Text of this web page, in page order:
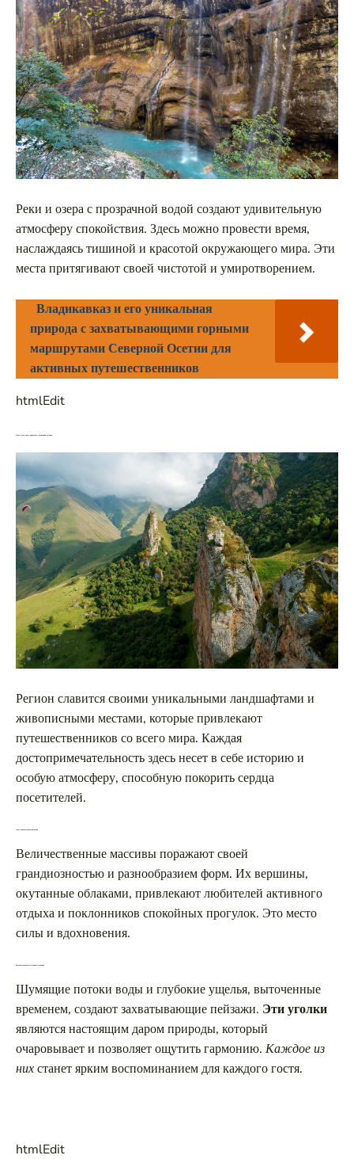
Реки и озера с прозрачной водой создают удивительную
атмосферу спокойствия. Здесь можно провести время,
наслаждаясь тишиной и красотой окружающего мира. Эти
места притягивают своей чистотой и умиротворением.
Владикавказ и его уникальная
природа с захватывающими горными
маршрутами Северной Осетии для
активных путешественников
htmlEdit
Самые известные природные памятники региона
Регион славится своими уникальными ландшафтами и
живописными местами, которые привлекают
путешественников со всего мира. Каждая
достопримечательность здесь несет в себе историю и
особую атмосферу, способную покорить сердца
посетителей.
Горы, ставшие символом величия
Величественные массивы поражают своей
грандиозностью и разнообразием форм. Их вершины,
окутанные облаками, привлекают любителей активного
отдыха и поклонников спокойных прогулок. Это место
силы и вдохновения.
Водопады и каньоны, созданные стихиями
Шумящие потоки воды и глубокие ущелья, выточенные
временем, создают захватывающие пейзажи. Эти уголки
являются настоящим даром природы, который
очаровывает и позволяет ощутить гармонию. Каждое из
нихстанет ярким воспоминанием для каждого гостя.
htmlEdit